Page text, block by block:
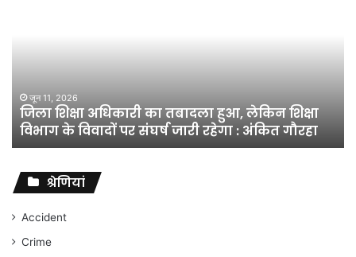
शिक्षा
विभाग
विवादों
संघर्ष
जारी
रहेगा
अंकित
जून 11, 2026
जिला शिक्षा अधिकारी का तबादला हुआ, लेकिन शिक्षा
विभाग के विवादों पर संघर्ष जारी रहेगा : अंकित गौरहा
श्रेणियां
Accident
Crime